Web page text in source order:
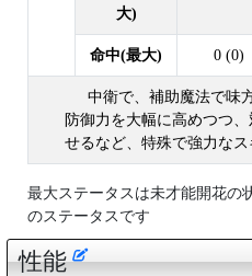
大)
命中(最大) 0 (0)
中衛で、補助魔法で味
防御力を大幅に高めつつ
せるなど、特殊で強力なス
最大ステータスは未才能開花の
のステータスです
性能